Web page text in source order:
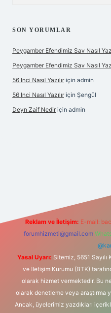
SON YORUMLAR
Peygamber Efendimiz Sav Nasıl
Peygamber Efendimiz Sav Nasıl
56 Inci Nasıl Yazılır için admin
56 Inci Nasıl Yazılır için Şengül
Deyn Zaif Nedir için admin
Reklam ve İletişim: E-mail:
forumhizmeti@gmail.com
Yasal Uyarı: Sitemiz, 5651
ve İletişim Kurumu (BTK)
olarak hizmet vermektedir. Bu
olarak denetleme veya araştırma
Ancak, üyelerimiz yazdıkları